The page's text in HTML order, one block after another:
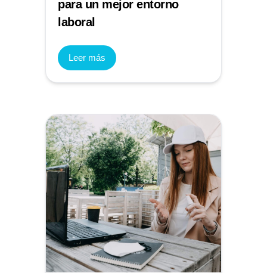
para un mejor entorno
laboral
Leer más